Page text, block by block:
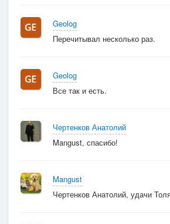
Geolog
Перечитывал несколько раз.
Geolog
Все так и есть.
Чертенков Анатолий
Mangust, спасибо!
Mangust
Чертенков Анатолий, удачи